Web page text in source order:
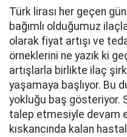
Türk lirası her geçen
bağımlı olduğumuz
olarak fiyat artışı ve
örneklerini ne yazık ki
artışlarla birlikte ilaç
yaşamaya başlıyor. Bu
yokluğu baş gösteriyor.
talep etmesiyle devam
kıskancında kalan